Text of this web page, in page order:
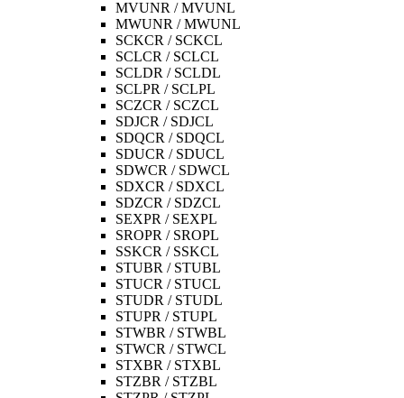
MVUNR / MVUNL
MWUNR / MWUNL
SCKCR / SCKCL
SCLCR / SCLCL
SCLDR / SCLDL
SCLPR / SCLPL
SCZCR / SCZCL
SDJCR / SDJCL
SDQCR / SDQCL
SDUCR / SDUCL
SDWCR / SDWCL
SDXCR / SDXCL
SDZCR / SDZCL
SEXPR / SEXPL
SROPR / SROPL
SSKCR / SSKCL
STUBR / STUBL
STUCR / STUCL
STUDR / STUDL
STUPR / STUPL
STWBR / STWBL
STWCR / STWCL
STXBR / STXBL
STZBR / STZBL